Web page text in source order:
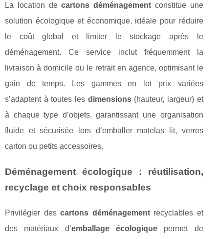
La location decartons déménagement constitue une
solution écologique et économique, idéale pour réduire
le coût global et limiter le stockage après le
déménagement. Ce service inclut fréquemment la
livraison à domicile ou le retrait en agence, optimisant le
gain de temps. Les gammes en lot prix variées
s’adaptent à toutes les dimensions(hauteur, largeur) et
à chaque type d’objets, garantissant une organisation
fluide et sécurisée lors d’emballer matelas lit, verres
carton ou petits accessoires.
Déménagement écologique : réutilisation,
recyclage et choix responsables
Privilégier descartons déménagementrecyclables et
des matériaux d’emballage écologiquepermet de